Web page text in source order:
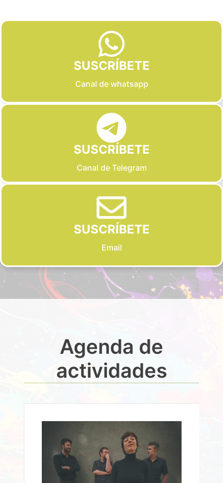
SUSCRÍBETE
Canal de whatsapp
SUSCRÍBETE
Canal de Telegram
SUSCRÍBETE
Email
Agenda de
actividades